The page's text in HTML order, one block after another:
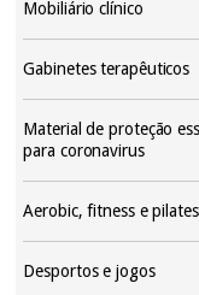
Mobiliário clínico
Gabinetes terapêuticos
Material de proteção
para coronavirus
Aerobic, fitness e pilates
Desportos e jogos